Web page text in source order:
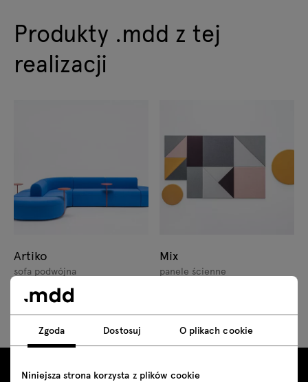
Produkty .mdd z tej
realizacji
Artiko
sofa podwójna
Mix
panele ścienne
Zgoda Dostosuj O plikach cookie
Niniejsza strona korzysta z plików cookie